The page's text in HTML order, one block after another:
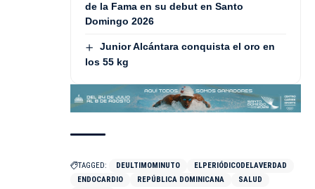
de la Fama en su debut en Santo
Domingo 2026
Junior Alcántara conquista el oro en
los 55 kg
TAGGED: DEULTIMOMINUTO
ELPERIÓDICODELAVERDAD
ENDOCARDIO
REPÚBLICA DOMINICANA SALUD